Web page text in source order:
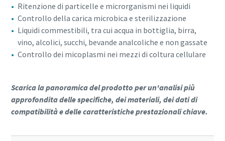
Ritenzione di particelle e microrganismi nei liquidi
Controllo della carica microbica e sterilizzazione
Liquidi commestibili, tra cui acqua in bottiglia, birra,
vino, alcolici, succhi, bevande analcoliche e non gassate
Controllo dei micoplasmi nei mezzi di coltura cellulare
Scarica la panoramica del prodotto per un'analisi più
approfondita delle specifiche, dei materiali, dei dati di
compatibilità e delle caratteristiche prestazionali chiave.